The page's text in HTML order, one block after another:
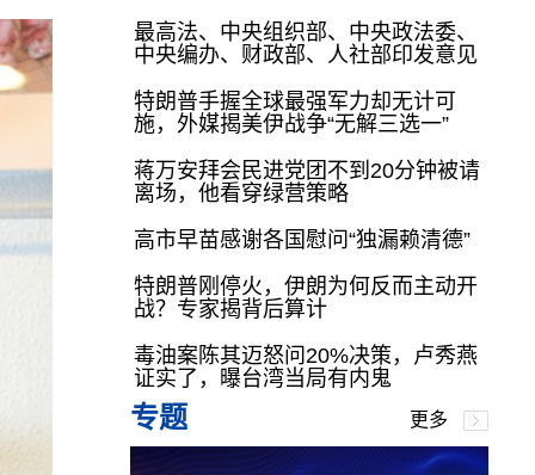
最高法、中央组织部、中央政法委、
中央编办、财政部、人社部印发意见
特朗普手握全球最强军力却无计可
施，外媒揭美伊战争“无解三选一”
蒋万安拜会民进党团不到20分钟被请
离场，他看穿绿营策略
高市早苗感谢各国慰问“独漏赖清德”
特朗普刚停火，伊朗为何反而主动开
战？专家揭背后算计
毒油案陈其迈怒问20%决策，卢秀燕
证实了，曝台湾当局有内鬼
专题 更多